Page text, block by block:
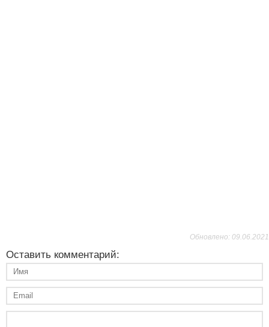
Обновлено: 09.06.2021
Оставить комментарий: